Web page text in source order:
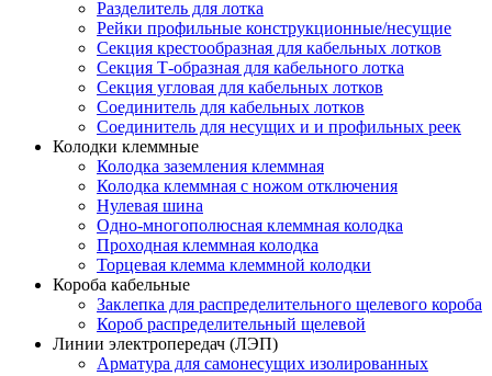
Разделитель для лотка
Рейки профильные конструкционные/несущие
Секция крестообразная для кабельных лотков
Секция Т-образная для кабельного лотка
Секция угловая для кабельных лотков
Соединитель для кабельных лотков
Соединитель для несущих и и профильных реек
Колодки клеммные
Колодка заземления клеммная
Колодка клеммная с ножом отключения
Нулевая шина
Одно-многополюсная клеммная колодка
Проходная клеммная колодка
Торцевая клемма клеммной колодки
Короба кабельные
Заклепка для распределительного щелевого короба
Короб распределительный щелевой
Линии электропередач (ЛЭП)
Арматура для самонесущих изолированных